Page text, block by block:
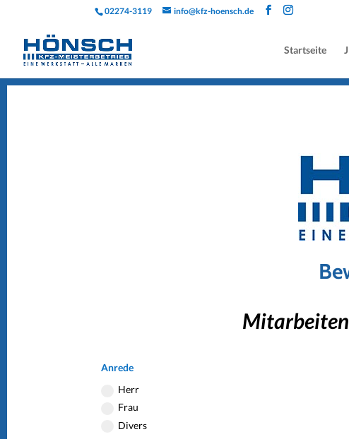
02274-3119 info@kfz-hoensch.de
Startseite
Anrede
Herr
Frau
Divers